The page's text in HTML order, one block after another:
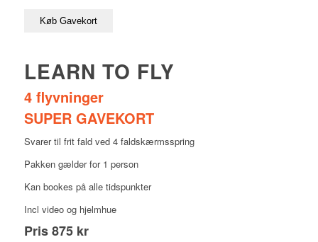
Køb Gavekort
LEARN TO FLY
4 flyvninger
SUPER GAVEKORT
Svarer til frit fald ved 4 faldskærmsspring
Pakken gælder for 1 person
Kan bookes på alle tidspunkter
Incl video og hjelmhue
Pris875 kr